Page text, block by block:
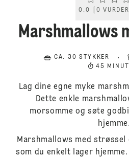
0.0 0
Marshmallows
CA. 30 STYKKER
45
Lag dine egne myke
Dette enkle
morsomme og søte
hjemme.
Marshmallows med
som du enkelt lager